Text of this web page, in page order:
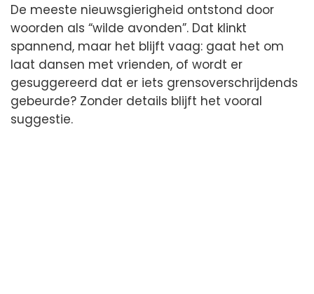
De meeste nieuwsgierigheid ontstond door
woorden als “wilde avonden”. Dat klinkt
spannend, maar het blijft vaag: gaat het om
laat dansen met vrienden, of wordt er
gesuggereerd dat er iets grensoverschrijdends
gebeurde? Zonder details blijft het vooral
suggestie.